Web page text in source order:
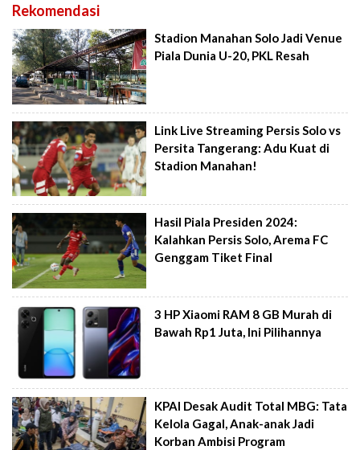
Rekomendasi
Stadion Manahan Solo Jadi Venue
Piala Dunia U-20, PKL Resah
Link Live Streaming Persis Solo vs
Persita Tangerang: Adu Kuat di
Stadion Manahan!
Hasil Piala Presiden 2024:
Kalahkan Persis Solo, Arema FC
Genggam Tiket Final
3 HP Xiaomi RAM 8 GB Murah di
Bawah Rp1 Juta, Ini Pilihannya
KPAI Desak Audit Total MBG: Tata
Kelola Gagal, Anak-anak Jadi
Korban Ambisi Program